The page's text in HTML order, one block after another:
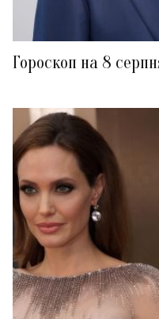
Гороскоп на 8